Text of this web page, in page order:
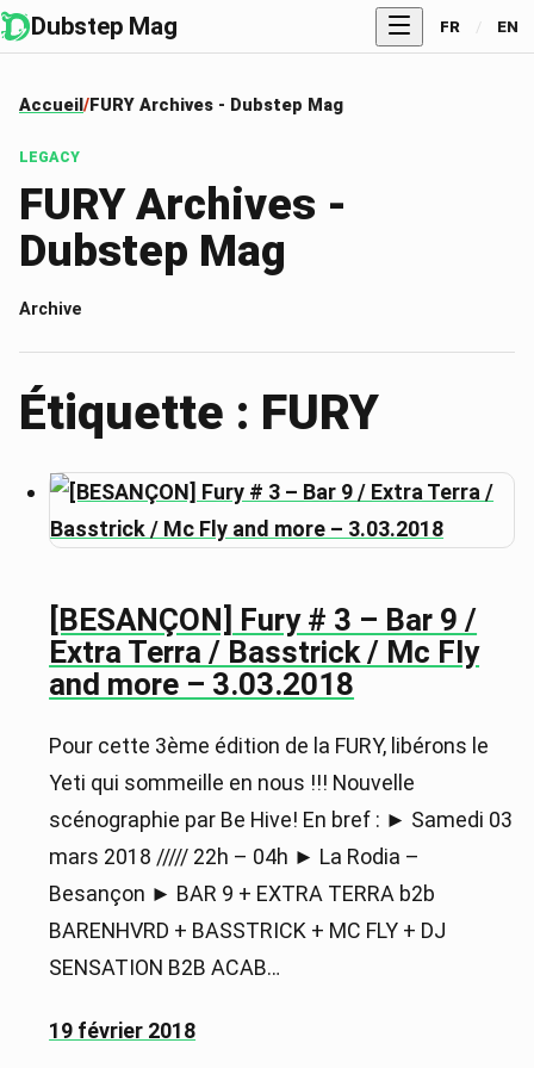
Dubstep Mag FR / EN
Accueil FURY Archives - Dubstep Mag
LEGACY
FURY Archives -
Dubstep Mag
Archive
Étiquette : FURY
[BESANÇON] Fury # 3 – Bar 9 /
Extra Terra / Basstrick / Mc Fly
and more – 3.03.2018
Pour cette 3ème édition de la FURY, libérons le
Yeti qui sommeille en nous !!! Nouvelle
scénographie par Be Hive! En bref : ► Samedi 03
mars 2018 ///// 22h – 04h ► La Rodia –
Besançon ► BAR 9 + EXTRA TERRA b2b
BARENHVRD + BASSTRICK + MC FLY + DJ
SENSATION B2B ACAB…
19 février 2018